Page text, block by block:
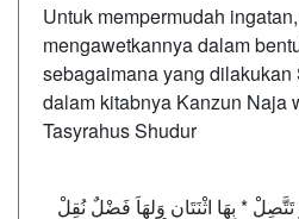
Untuk mempermudah
mengawetkannya dalam
sebagaimana yang
dalam kitabnya Kanzun Naja
Tasyrahus Shudur